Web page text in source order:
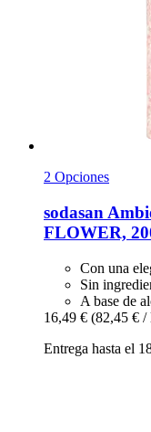
2 Opciones
sodasan
FLOWER,
Con una
Sin
A base de
16,49 € (82,45 € /
Entrega hasta el